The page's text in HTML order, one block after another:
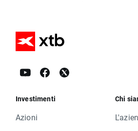
Investimenti
Azioni
Chi